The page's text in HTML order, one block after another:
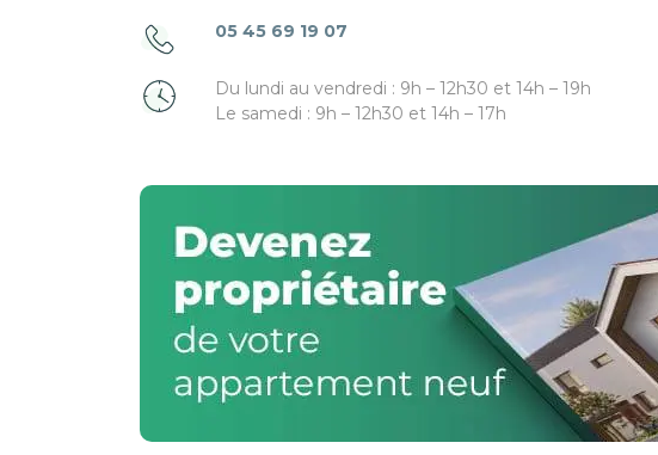
05 45 69 19 07
Du lundi au vendredi : 9h – 12h30 et 14h – 19h
Le samedi : 9h – 12h30 et 14h – 17h